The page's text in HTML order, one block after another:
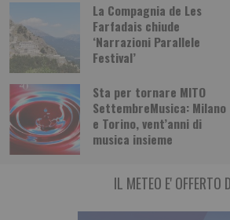
La Compagnia de Les
Farfadais chiude
‘Narrazioni Parallele
Festival’
Sta per tornare MITO
SettembreMusica: Milano
e Torino, vent’anni di
musica insieme
Con la testa in mezzo all’erba. Storie
“Con la testa in mezzo all’erba. Note sui
libertà,1943-1945” ( Interlinea,
IL METEO E' OFFERTO